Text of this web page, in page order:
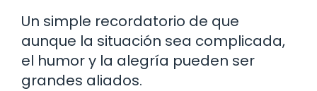
Un simple recordatorio de que
aunque la situación sea complicada,
el humor y la alegría pueden ser
grandes aliados.